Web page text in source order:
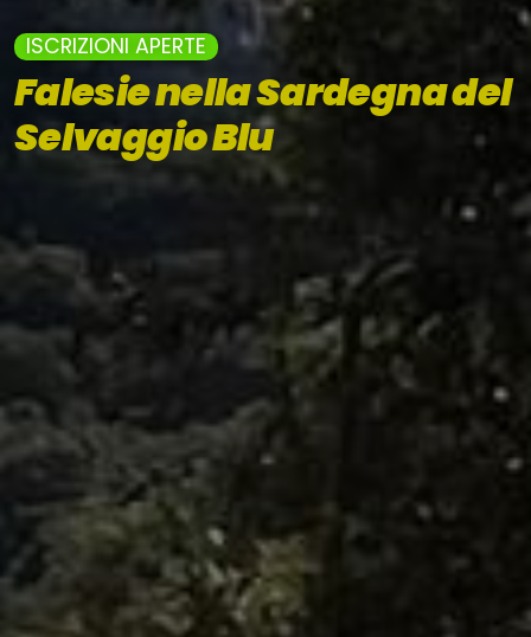
ISCRIZIONI APERTE
Falesie nella Sardegna del
Selvaggio Blu